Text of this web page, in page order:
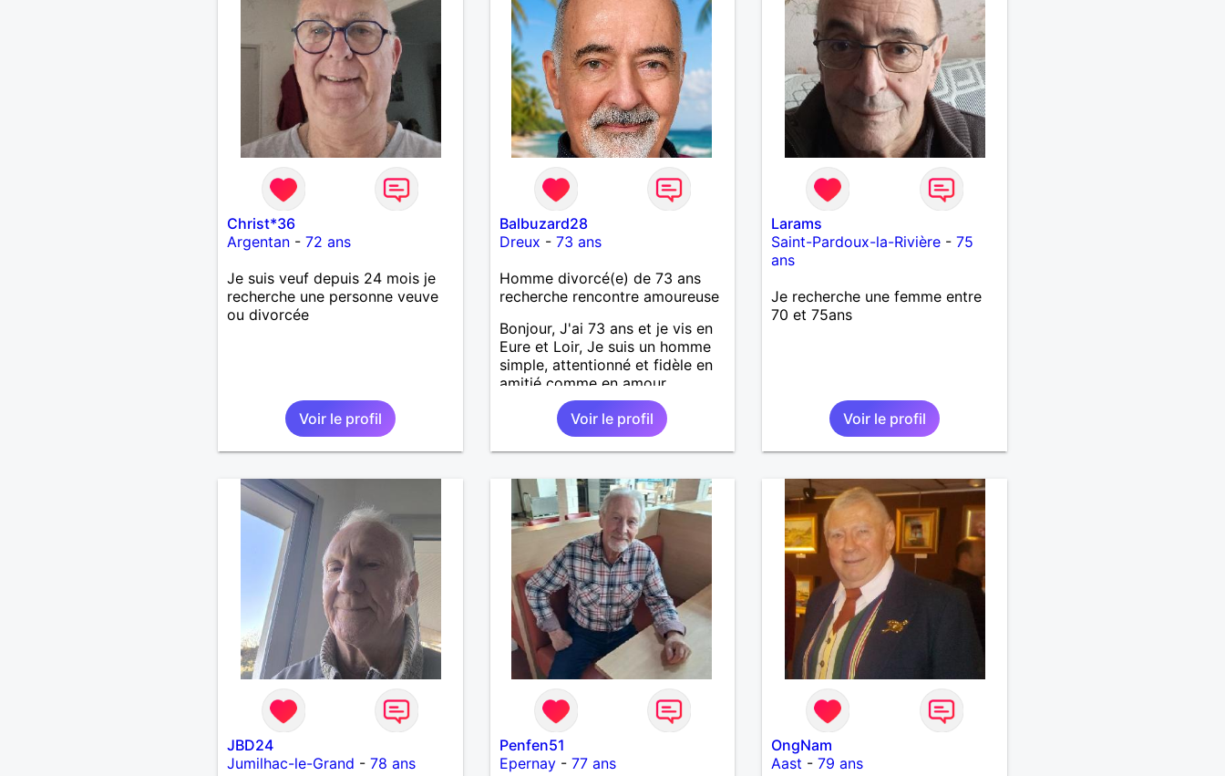
Christ*36
Argentan- 72 ans
Je suis veuf depuis 24 mois je
recherche une personne veuve
ou divorcée
Voir le profil
Balbuzard28
Dreux - 73 ans
Homme divorcé(e) de 73 ans
recherche rencontre amoureuse
Bonjour, J'ai 73 ans et je vis en
Eure et Loir, Je suis un homme
simple, attentionné et fidèle en
amitié comme en amour.
J'apprécie les petits bonheurs
du quotidien; une promenade,
un bon repas, une sortie, une
discision agréable ou un
souhaite rencontrer une femme
douce, honnête et bienveillante,
avec qui partager des moments
de complicité, de rire et de
confiance. Je crois qu'une belle
relation commence souvent par
une belle amitié et qu'il n'est
jamais trop tard pour écrire une
nouvelle histoire. Si vous aimez
les échanges sincères, les
valeurs de respect et de
simplicité, nous pourrions faire
connaissance autour d'un café
suivi d'une balade, sans
précipitation et laisser le temps
faire le reste. Au plaisir de vous
Voir le profil
Larams
Saint-Pardoux-la-Rivière -75
ans
Je recherche une femme entre
70 et 75ans
Voir le profil
JBD24
Jumilhac-le-Grand - 78 ans
Penfen51
Epernay- 77 ans
OngNam
Aast -79 ans